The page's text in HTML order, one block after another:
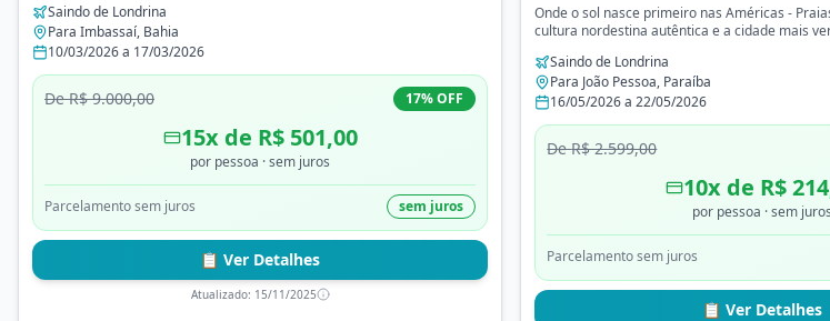
Saindo de Londrina
Para Imbassaí, Bahia
10/03/2026a 17/03/2026
DeR$ 9.000,00 17% OFF
15x de R$ 501,00
por pessoa · sem juros
Parcelamento sem juros sem juros
📋 Ver Detalhes
Atualizado: 15/11/2025
Onde o sol nasce primeiro nas Américas -
cultura nordestina autêntica e a cidade mais
Saindo de Londrina
Para João Pessoa, Paraíba
16/05/2026a22/05/2026
DeR$ 2.599,00
10x de R$
por pessoa · sem juros
Parcelamento sem juros
📋 Ver Detalhes